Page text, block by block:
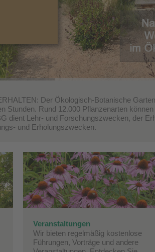
Der Ökologisch-Botanische
Stunden. Rund 12.000 Pflanzenarten
dient Lehr- und Forschungszwecken, der
und Erholungszwecken.
Veranstaltungen
Wir bieten regelmäßig kostenlose
Führungen, Vorträge und andere